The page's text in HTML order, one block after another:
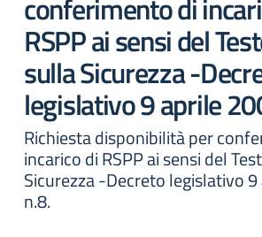
conferimento di
RSPP ai sensi del
sulla Sicurezza -
legislativo 9 aprile
Richiesta disponibilità per
incarico di RSPP ai sensi del
Sicurezza -Decreto legislativo
n.8.